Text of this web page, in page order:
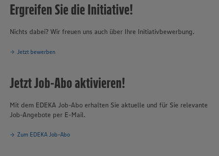
Ergreifen Sie die Initiative!
Nichts dabei? Wir freuen uns auch über Ihre Initiativbewerbung.
Jetzt bewerben
Jetzt Job-Abo aktivieren!
Mit dem EDEKA Job-Abo erhalten Sie aktuelle und für Sie relevante
Job-Angebote per E-Mail.
Zum EDEKA Job-Abo